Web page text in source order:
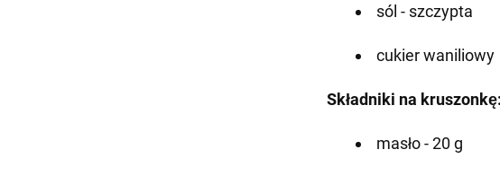
sól - szczypta
cukier waniliowy
Składniki na kruszonkę:
masło - 20 g